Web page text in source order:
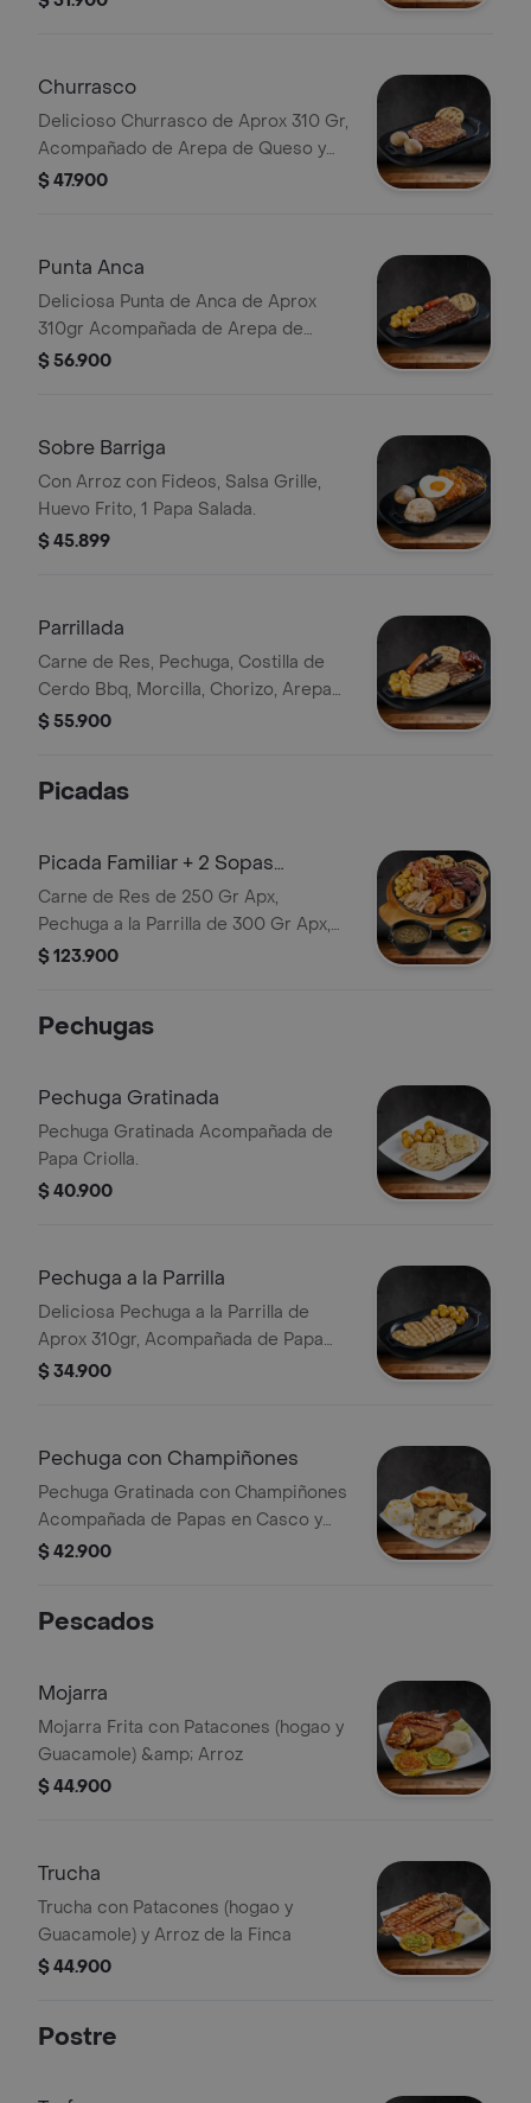
Churrasco
Delicioso Churrasco de Aprox 310 Gr,
Acompañado de Arepa de Queso y
Papa Salada.
$ 47.900
Punta Anca
Deliciosa Punta de Anca de Aprox
310gr Acompañada de Arepa de
Queso, Chorizo, Papas Criollas
$ 56.900
Sobre Barriga
Con Arroz con Fideos, Salsa Grille,
Huevo Frito, 1 Papa Salada.
$ 45.899
Parrillada
Carne de Res, Pechuga, Costilla de
Cerdo Bbq, Morcilla, Chorizo, Arepa
de Queso, Papa Criolla, Guacamole
$ 55.900
Picadas
Picada Familiar + 2 Sopas
Personales
Carne de Res de 250 Gr Apx,
Pechuga a la Parrilla de 300 Gr Apx,
Costilla BBQ 80 Gr Apx , Chicharrón
Escoja Dos Sopas Personales de
$ 123.900
Pechugas
Pechuga Gratinada
Pechuga Gratinada Acompañada de
Papa Criolla.
$ 40.900
Pechuga a la Parrilla
Deliciosa Pechuga a la Parrilla de
Aprox 310gr, Acompañada de Papa
Criolla
$ 34.900
Pechuga con Champiñones
Pechuga Gratinada con Champiñones
Acompañada de Papas en Casco y
Arroz de la Finca con Mazorca
$ 42.900
Pescados
Mojarra
Mojarra Frita con Patacones (hogao y
Guacamole) &amp; Arroz
$ 44.900
Trucha
Trucha con Patacones (hogao y
Guacamole) y Arroz de la Finca
$ 44.900
Postre